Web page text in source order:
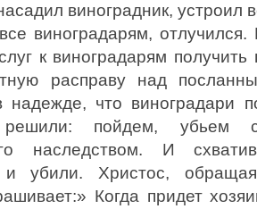
виноградник, устроил
виноградарям,
к виноградарям
расправу над
надежде, что виноградари
решили: пойдем, убьем
наследством. И
и убили. Христос,
Когда придет